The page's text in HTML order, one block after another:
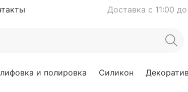
Доставка с 11:00
и полировка Силикон